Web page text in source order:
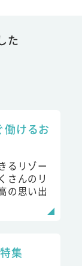
た
働けるお
るリゾー
さんのリ
の思い出
集